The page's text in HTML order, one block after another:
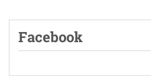
Facebook